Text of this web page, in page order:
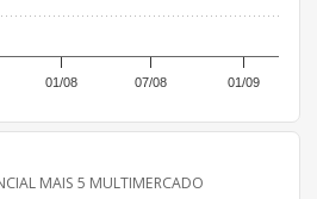
01/08 07/08 01/09
MAIS 5 MULTIMERCADO